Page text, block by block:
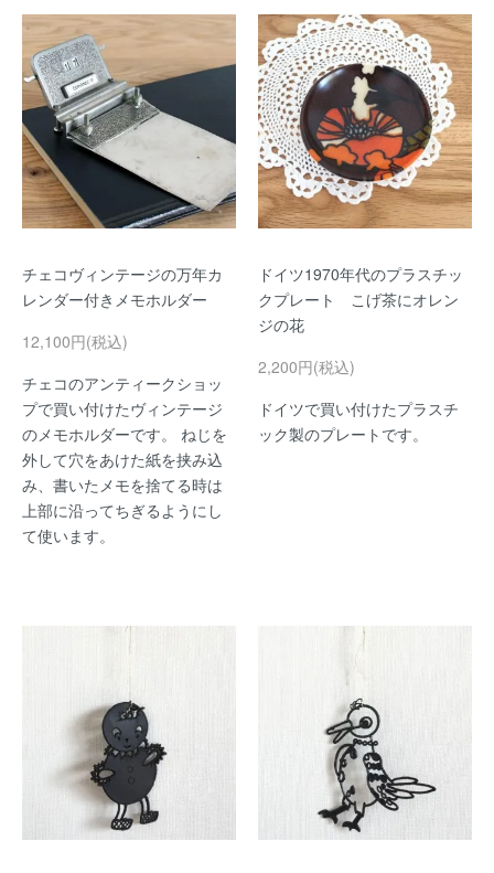
チェコヴィンテージの万年カ
レンダー付きメモホルダー
12,100円(税込)
チェコのアンティークショッ
プで買い付けたヴィンテージ
のメモホルダーです。 ねじを
外して穴をあけた紙を挟み込
み、書いたメモを捨てる時は
上部に沿ってちぎるようにし
て使います。
ドイツ1970年代のプラスチッ
クプレート こげ茶にオレン
ジの花
2,200円(税込)
ドイツで買い付けたプラスチ
ック製のプレートです。